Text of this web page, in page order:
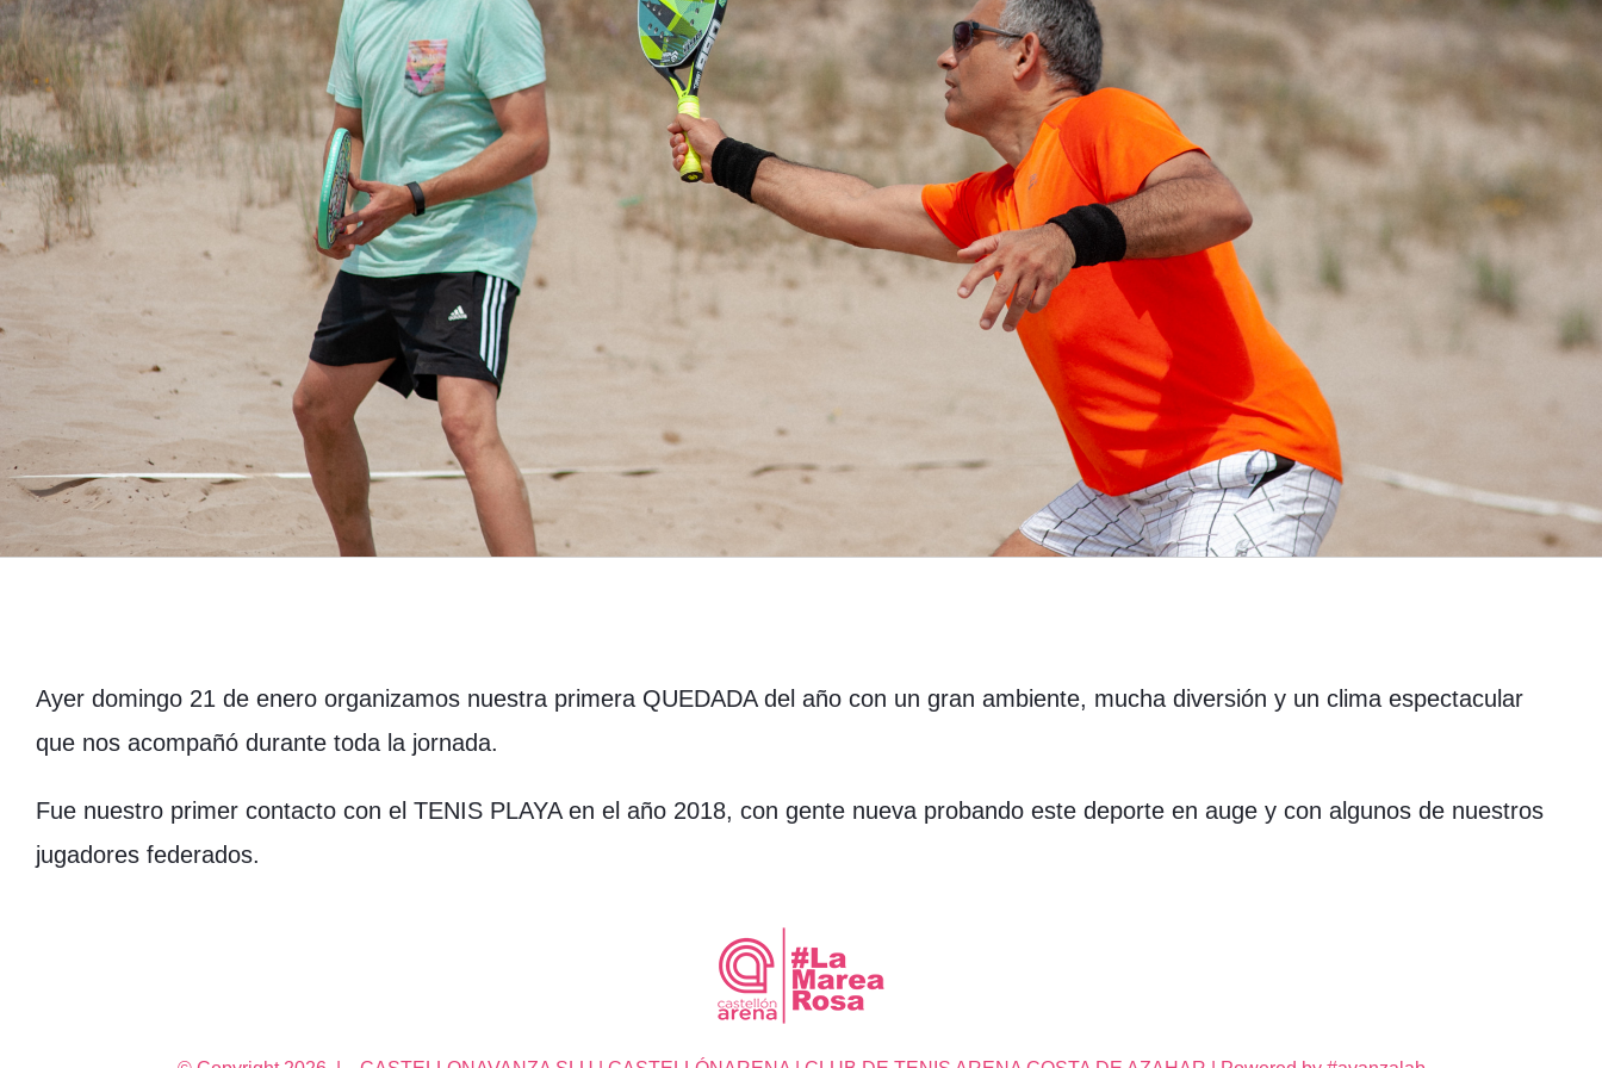
Ayer domingo 21 de enero organizamos nuestra primera QUEDADA del año con un gran ambiente, mucha diversión y un clima espectacular
que nos acompañó durante toda la jornada.
Fue nuestro primer contacto con el TENIS PLAYA en el año 2018, con gente nueva probando este deporte en auge y con algunos de nuestros
jugadores federados.